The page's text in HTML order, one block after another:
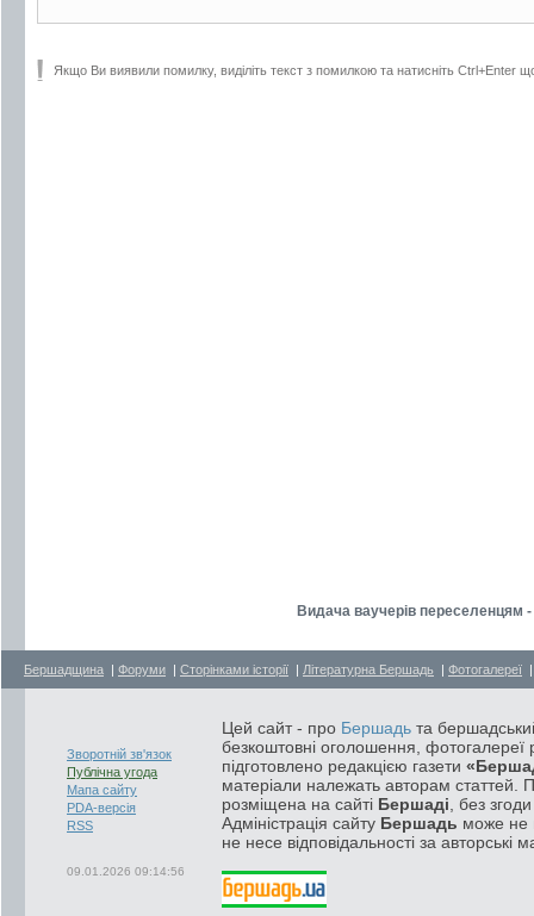
Якщо Ви виявили помилку, виділіть текст з помилкою та натисніть Ctrl+Enter
Видача ваучерів переселенцям
Бершадщина | Форуми | Сторінками історії | Літературна Бершадь | Фотогалереї
Зворотній зв'язок
Публічна угода
Мапа сайту
PDA-версія
RSS
09.01.2026 09:14:56
Цей сайт - про Бершадь та
безкоштовні оголошення, фотогалереї
підготовлено редакцією газети
матеріали належать авторам статтей.
розміщена на сайті Бершаді , без
Адміністрація сайту Бершадь може не
не несе відповідальності за авторські